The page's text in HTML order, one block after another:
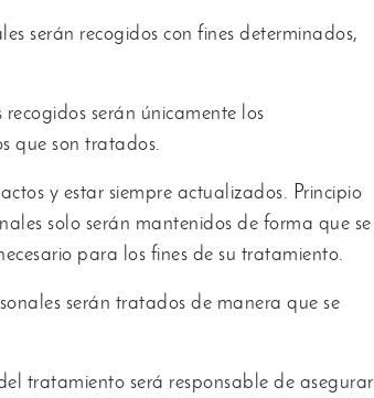
serán recogidos con fines determinados,
serán únicamente los
que son tratados.
y estar siempre actualizados. Principio
solo serán mantenidos de forma que se
para los fines de su tratamiento.
serán tratados de manera que se
tratamiento será responsable de asegurar